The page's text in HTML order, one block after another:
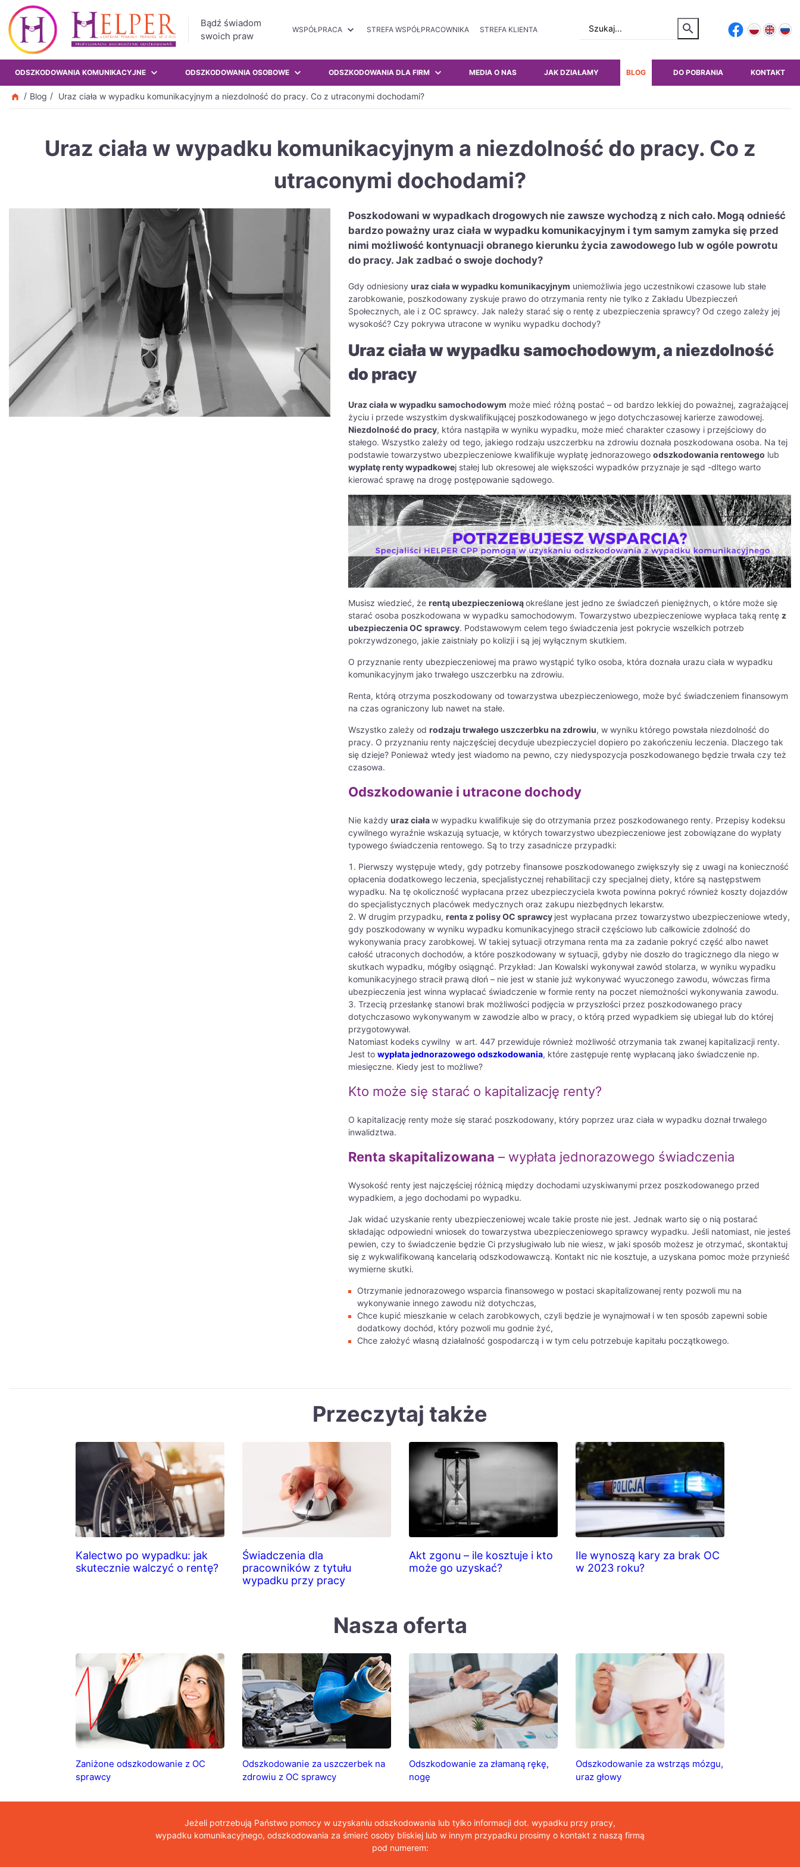
Bądź świadom
swoich praw
ODSZKODOWANIA KOMUNIKACYJNE ODSZKODOWANIA OSOBOWE ODSZKODOWANIA DLA FIRM MEDIA O NAS JAK DZIAŁAMY BLOG DO POBRANIA KONTAKT
WSPÓŁPRACA STREFA WSPÓŁPRACOWNIKA STREFA KLIENTA
Blog Uraz ciała w wypadku komunikacyjnym a niezdolność do pracy. Co z utraconymi dochodami?
Uraz ciała w wypadku komunikacyjnym a niezdolność do pracy. Co z
utraconymi dochodami?
Poszkodowani w wypadkach drogowych nie zawsze wychodzą z nich cało. Mogą odnieść
bardzo poważny uraz ciała w wypadku komunikacyjnym i tym samym zamyka się przed
nimi możliwość kontynuacji obranego kierunku życia zawodowego lub w ogóle powrotu
do pracy. Jak zadbać o swoje dochody?
Gdy odniesiony uraz ciała w wypadku komunikacyjnym uniemożliwia jego uczestnikowi czasowe lub stałe
zarobkowanie, poszkodowany zyskuje prawo do otrzymania renty nie tylko z Zakładu Ubezpieczeń
Społecznych, ale i z OC sprawcy. Jak należy starać się o rentę z ubezpieczenia sprawcy? Od czego zależy jej
wysokość? Czy pokrywa utracone w wyniku wypadku dochody?
Uraz ciała w wypadku samochodowym, a niezdolność
do pracy
Uraz ciała w wypadku samochodowym może mieć różną postać – od bardzo lekkiej do poważnej, zagrażającej
życiu i przede wszystkim dyskwalifikującej poszkodowanego w jego dotychczasowej karierze zawodowej.
Niezdolność do pracy, która nastąpiła w wyniku wypadku, może mieć charakter czasowy i przejściowy do
stałego. Wszystko zależy od tego, jakiego rodzaju uszczerbku na zdrowiu doznała poszkodowana osoba. Na tej
podstawie towarzystwo ubezpieczeniowe kwalifikuje wypłatę jednorazowego odszkodowania rentowego lub
wypłatę renty wypadkowej stałej lub okresowej ale większości wypadków przyznaje je sąd -dltego warto
kierować sprawę na drogę postępowanie sądowego.
Musisz wiedzieć, że rentą ubezpieczeniowąokreślane jest jedno ze świadczeń pieniężnych, o które może się
starać osoba poszkodowana w wypadku samochodowym. Towarzystwo ubezpieczeniowe wypłaca taką rentę z
ubezpieczenia OC sprawcy. Podstawowym celem tego świadczenia jest pokrycie wszelkich potrzeb
pokrzywdzonego, jakie zaistniały po kolizji i są jej wyłącznym skutkiem.
O przyznanie renty ubezpieczeniowej ma prawo wystąpić tylko osoba, która doznała urazu ciała w wypadku
komunikacyjnym jako trwałego uszczerbku na zdrowiu.
Renta, którą otrzyma poszkodowany od towarzystwa ubezpieczeniowego, może być świadczeniem finansowym
na czas ograniczony lub nawet na stałe.
Wszystko zależy od rodzaju trwałego uszczerbku na zdrowiu, w wyniku którego powstała niezdolność do
pracy. O przyznaniu renty najczęściej decyduje ubezpieczyciel dopiero po zakończeniu leczenia. Dlaczego tak
się dzieje? Ponieważ wtedy jest wiadomo na pewno, czy niedyspozycja poszkodowanego będzie trwała czy też
czasowa.
Odszkodowanie i utracone dochody
Nie każdy uraz ciaław wypadku kwalifikuje się do otrzymania przez poszkodowanego renty. Przepisy kodeksu
cywilnego wyraźnie wskazują sytuacje, w których towarzystwo ubezpieczeniowe jest zobowiązane do wypłaty
typowego świadczenia rentowego. Są to trzy zasadnicze przypadki:
Pierwszy występuje wtedy, gdy potrzeby finansowe poszkodowanego zwiększyły się z uwagi na konieczność
opłacenia dodatkowego leczenia, specjalistycznej rehabilitacji czy specjalnej diety, które są następstwem
wypadku. Na tę okoliczność wypłacana przez ubezpieczyciela kwota powinna pokryć również koszty dojazdów
do specjalistycznych placówek medycznych oraz zakupu niezbędnych lekarstw.
W drugim przypadku, renta z polisy OC sprawcy jest wypłacana przez towarzystwo ubezpieczeniowe wtedy,
gdy poszkodowany w wyniku wypadku komunikacyjnego stracił częściowo lub całkowicie zdolność do
wykonywania pracy zarobkowej. W takiej sytuacji otrzymana renta ma za zadanie pokryć część albo nawet
całość utraconych dochodów, a które poszkodowany w sytuacji, gdyby nie doszło do tragicznego dla niego w
skutkach wypadku, mógłby osiągnąć. Przykład: Jan Kowalski wykonywał zawód stolarza, w wyniku wypadku
komunikacyjnego stracił prawą dłoń – nie jest w stanie już wykonywać wyuczonego zawodu, wówczas firma
ubezpieczenia jest winna wypłacać świadczenie w formie renty na poczet niemożności wykonywania zawodu.
Trzecią przesłankę stanowi brak możliwości podjęcia w przyszłości przez poszkodowanego pracy
dotychczasowo wykonywanym w zawodzie albo w pracy, o którą przed wypadkiem się ubiegał lub do której
przygotowywał.
Natomiast kodeks cywilny w art. 447 przewiduje również możliwość otrzymania tak zwanej kapitalizacji renty.
Jest to wypłata jednorazowego odszkodowania, które zastępuje rentę wypłacaną jako świadczenie np.
miesięczne. Kiedy jest to możliwe?
Kto może się starać o kapitalizację renty?
O kapitalizację renty może się starać poszkodowany, który poprzez uraz ciała w wypadku doznał trwałego
inwalidztwa.
Renta skapitalizowana – wypłata jednorazowego świadczenia
Wysokość renty jest najczęściej różnicą między dochodami uzyskiwanymi przez poszkodowanego przed
wypadkiem, a jego dochodami po wypadku.
Jak widać uzyskanie renty ubezpieczeniowej wcale takie proste nie jest. Jednak warto się o nią postarać
składając odpowiedni wniosek do towarzystwa ubezpieczeniowego sprawcy wypadku. Jeśli natomiast, nie jesteś
pewien, czy to świadczenie będzie Ci przysługiwało lub nie wiesz, w jaki sposób możesz je otrzymać, skontaktuj
się z wykwalifikowaną kancelarią odszkodowawczą. Kontakt nic nie kosztuje, a uzyskana pomoc może przynieść
wymierne skutki.
Otrzymanie jednorazowego wsparcia finansowego w postaci skapitalizowanej renty pozwoli mu na
wykonywanie innego zawodu niż dotychczas,
Chce kupić mieszkanie w celach zarobkowych, czyli będzie je wynajmował i w ten sposób zapewni sobie
dodatkowy dochód, który pozwoli mu godnie żyć,
Chce założyć własną działalność gospodarczą i w tym celu potrzebuje kapitału początkowego.
Przeczytaj także
Kalectwo po wypadku: jak
skutecznie walczyć o rentę?
Świadczenia dla
pracowników z tytułu
wypadku przy pracy
Akt zgonu – ile kosztuje i kto
może go uzyskać?
Ile wynoszą kary za brak OC
w 2023 roku?
Nasza oferta
Zaniżone odszkodowanie z OC
sprawcy
Odszkodowanie za uszczerbek na
zdrowiu z OC sprawcy
Odszkodowanie za złamaną rękę,
nogę
Odszkodowanie za wstrząs mózgu,
uraz głowy
Jeżeli potrzebują Państwo pomocy w uzyskaniu odszkodowania lub tylko informacji dot. wypadku przy pracy,
wypadku komunikacyjnego, odszkodowania za śmierć osoby bliskiej lub w innym przypadku prosimy o kontakt z naszą firmą
pod numerem: